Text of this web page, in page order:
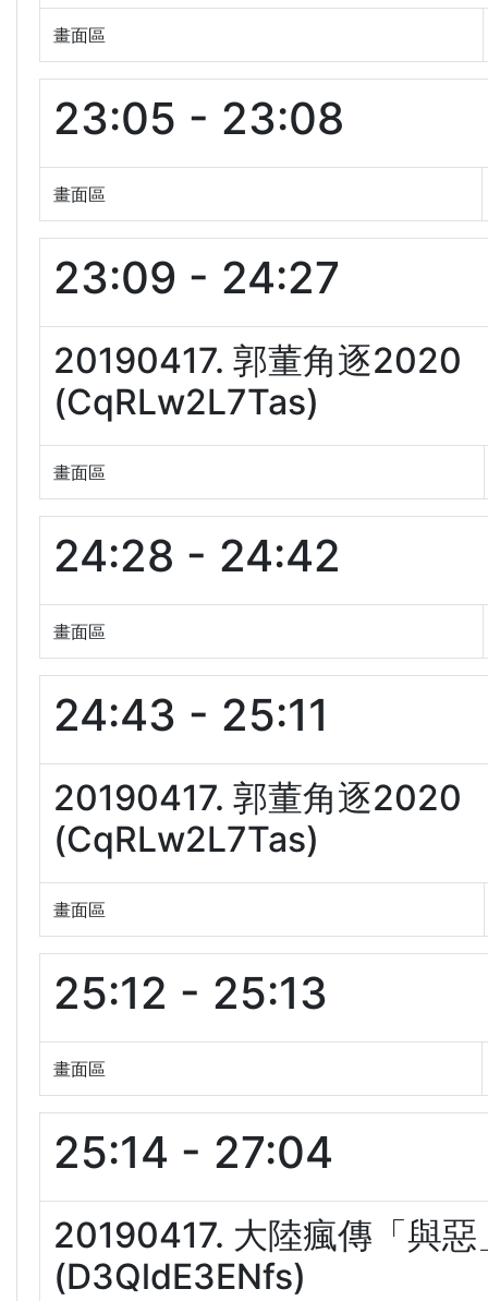
畫面區
23:05 - 23:08
畫面區
23:09 - 24:27
20190417. 郭董角逐2020
(CqRLw2L7Tas)
畫面區
24:28 - 24:42
畫面區
24:43 - 25:11
20190417. 郭董角逐2020
(CqRLw2L7Tas)
畫面區
25:12 - 25:13
畫面區
25:14 - 27:04
20190417. 大陸瘋傳「與
(D3QldE3ENfs)